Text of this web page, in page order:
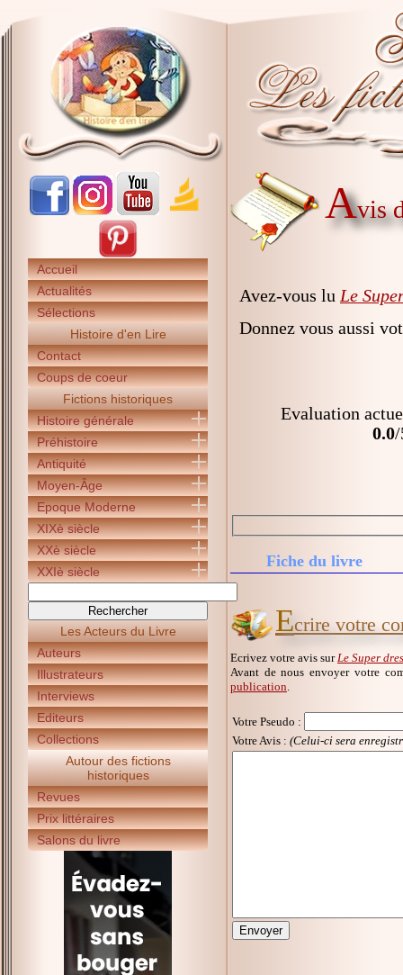
Accueil
Actualités
Sélections
Histoire d'en Lire
Contact
Coups de coeur
Fictions historiques
Histoire générale
Préhistoire
Antiquité
Moyen-Âge
Epoque Moderne
XIXè siècle
XXè siècle
XXIè siècle
Les Acteurs du Livre
Auteurs
Illustrateurs
Interviews
Editeurs
Collections
Autour des fictions
historiques
Revues
Prix littéraires
Salons du livre
Avis
Avez-vous lu Le
Donnez vous aussi
Evaluation
0.0/
Fiche du livre
Ecrire votre
Ecrivez votre avis sur Le Super
Avant de nous envoyer votre
publication
Votre Pseudo :
Votre Avis : (Celui-ci sera